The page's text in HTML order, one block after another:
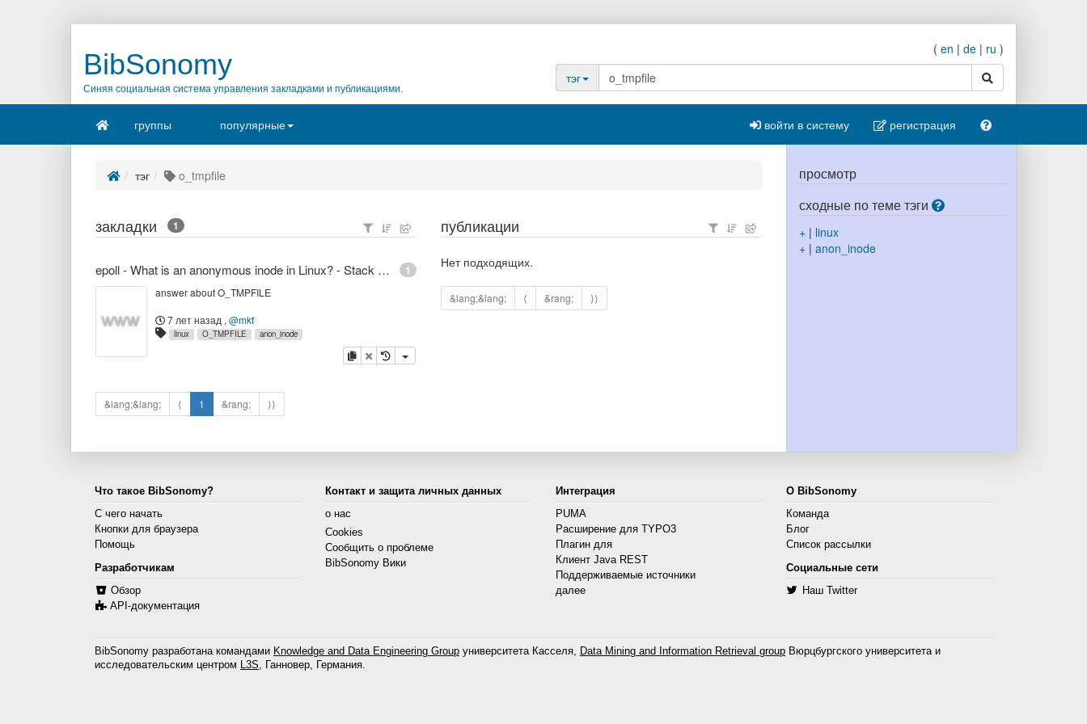
BibSonomy
Синяя социальная система управления закладками и публикациями.
( en | de | ru )
тэг
поиск
группы популярные войти в систему регистрация
тэг o_tmpfile
закладки 1
1
epoll - What is an anonymous inode in Linux? - Stack Overflow
answer about O_TMPFILE
7 лет назад , @mkf
linux O_TMPFILE anon_inode
копировать
удалить
&lang;&lang; ⟨ 1 &rang; ⟩⟩
публикации
Нет подходящих.
&lang;&lang; ⟨ &rang; ⟩⟩
просмотр
сходные по теме тэги
+| linux
+| anon_inode
Что такое BibSonomy?
С чего начать
Кнопки для браузера
Помощь
Разработчикам
Обзор
API-документация
Контакт и защита личных данных
о нас
Cookies
Сообщить о проблеме
BibSonomy Вики
Интеграция
PUMA
Расширение для TYPO3
Плагин для
Клиент Java REST
Поддерживаемые источники
далее
О BibSonomy
Команда
Блог
Список рассылки
Социальные сети
Наш Twitter
BibSonomy разработана командами Knowledge and Data Engineering Group университета Касселя, Data Mining and Information Retrieval group Вюрцбургского университета и
исследовательским центром L3S, Ганновер, Германия.